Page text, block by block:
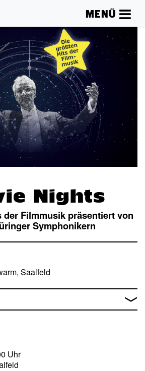
MENÜ
Nights
der Filmmusik präsentiert von
Symphonikern
Saalfeld
Uhr